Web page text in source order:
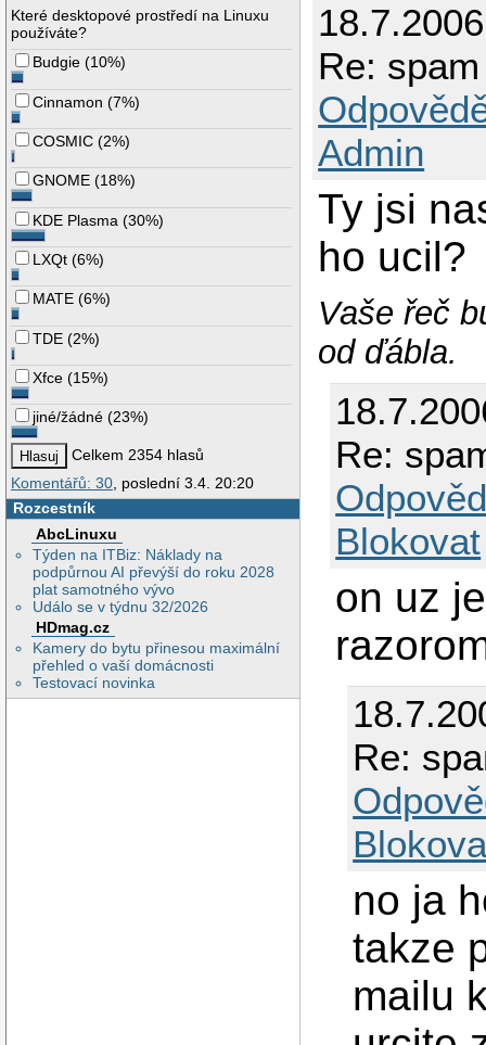
Které desktopové prostředí na Linuxu
používáte?
Budgie (10%)
Cinnamon (7%)
COSMIC (2%)
GNOME (18%)
KDE Plasma (30%)
LXQt (6%)
MATE (6%)
TDE (2%)
Xfce (15%)
jiné/žádné (23%)
Celkem 2354 hlasů
Komentářů: 30 , poslední 3.4. 20:20
Rozcestník
AbcLinuxu
Týden na ITBiz: Náklady na
podpůrnou AI převýší do roku 2028
plat samotného vývo
Událo se v týdnu 32/2026
HDmag.cz
Kamery do bytu přinesou maximální
přehled o vaší domácnosti
Testovací novinka
Re:
Admin
Ty jsi
ho ucil?
Vaše řeč
od ďábla.
Re:
Blokovat
on uz
Re:
no ja
takze
mailu